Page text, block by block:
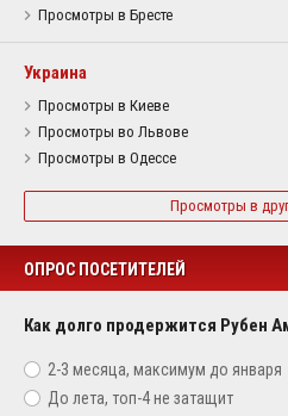
Просмотры в Бресте
Украина
Просмотры в Киеве
Просмотры во Львове
Просмотры в Одессе
Просмотры в
ОПРОС ПОСЕТИТЕЛЕЙ
Как долго продержится Рубен
2-3 месяца, максимум до января
До лета, топ-4 не затащит